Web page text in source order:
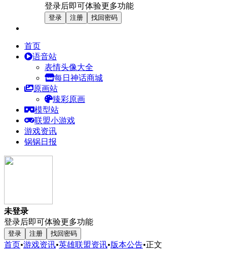
登录后即可体验更多功能
登录 注册 找回密码
首页
语音站
表情头像大全
每日神话商城
原画站
臻彩原画
模型站
联盟小游戏
游戏资讯
锅锅日报
未登录
登录后即可体验更多功能
登录 注册 找回密码
首页•游戏资讯•英雄联盟资讯•版本公告•正文